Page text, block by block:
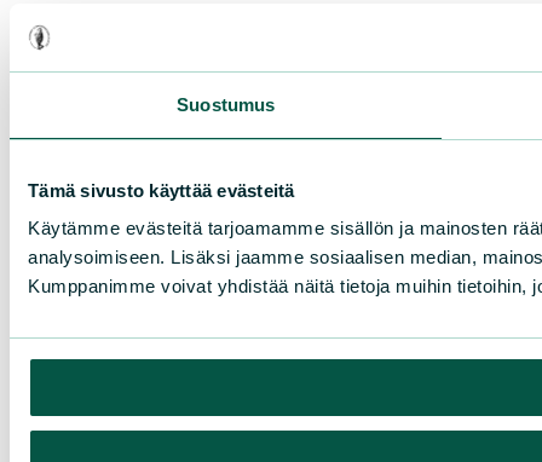
Suostumus
Tämä sivusto käyttää evästeitä
Käytämme evästeitä tarjoamamme sisällön ja mainosten
analysoimiseen. Lisäksi jaamme sosiaalisen median,
Kumppanimme voivat yhdistää näitä tietoja muihin tietoihin,